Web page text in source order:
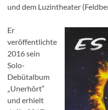
und dem Luzintheater
Er
veröffentlichte
2016 sein
Solo-
Debütalbum
„Unerhört“
und erhielt